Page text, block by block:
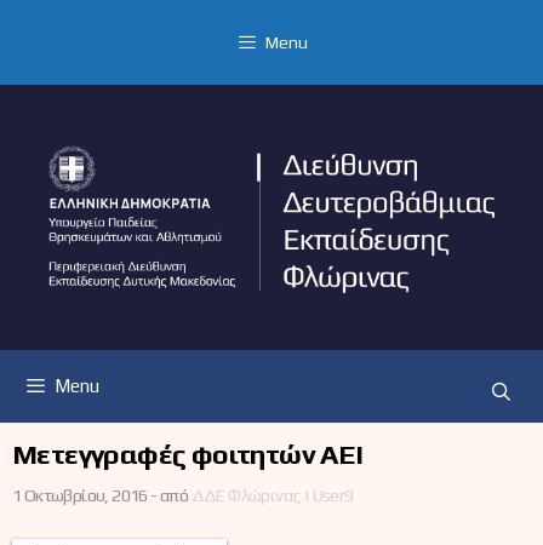
Menu
Menu
Μετεγγραφές φοιτητών ΑΕΙ
1 Οκτωβρίου, 2016 -από ΔΔΕ Φλώρινας | User9